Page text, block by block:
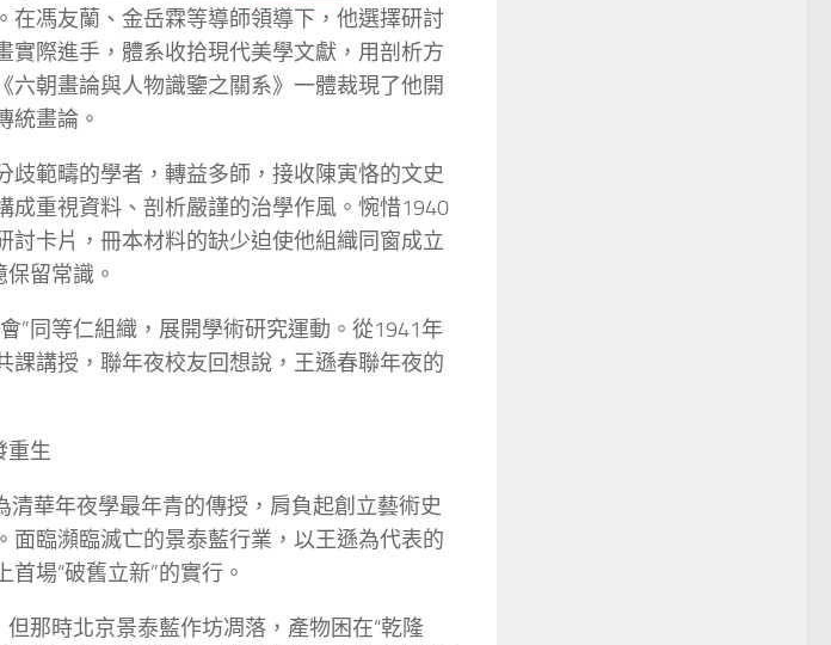
在馮友蘭、金岳霖等導師領導下，他選擇研討
實際進手，體系收拾現代美學文獻，用剖析方
六朝畫論與人物識鑒之關系》一體裁現了他開
統畫論。
歧範疇的學者，轉益多師，接收陳寅恪的文史
成重視資料、剖析嚴謹的治學作風。惋惜1940
討卡片，冊本材料的缺少迫使他組織同窗成立
留常識。
”同等仁組織，展開學術研究運動。從1941年
課講授，聯年夜校友回想說，王遜春聯年夜的
重生
清華年夜學最年青的傳授，肩負起創立藝術史
面臨瀕臨滅亡的景泰藍行業，以王遜為代表的
場“破舊立新”的實行。
但那時北京景泰藍作坊凋落，產物困在“乾隆